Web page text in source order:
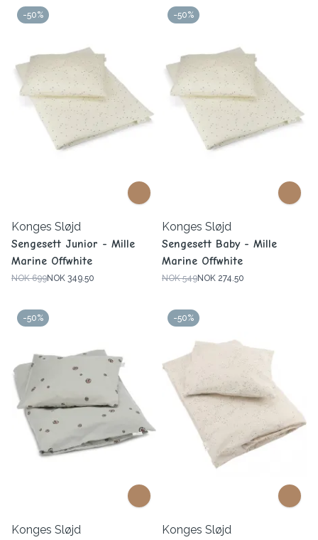
-50%
Konges Sløjd
Sengesett Junior - Mille
Marine Offwhite
NOK 699NOK 349.50
-50%
Konges Sløjd
Sengesett Baby - Mille
Marine Offwhite
NOK 549NOK 274.50
-50%
Konges Sløjd
-50%
Konges Sløjd